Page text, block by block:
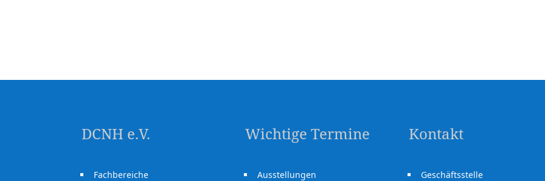
DCNH e.V.
Fachbereiche
Wichtige Termine
Ausstellungen
Kontakt
Geschäftsstelle